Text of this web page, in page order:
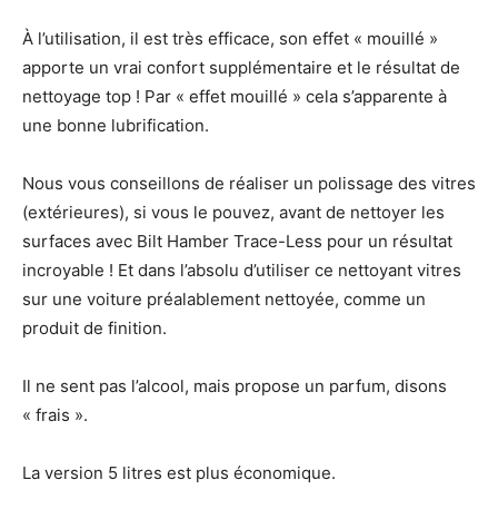
À l’utilisation, il est très efficace, son effet « mouillé »
apporte un vrai confort supplémentaire et le résultat de
nettoyage top ! Par « effet mouillé » cela s’apparente à
une bonne lubrification.
Nous vous conseillons de réaliser un polissage des vitres
(extérieures), si vous le pouvez, avant de nettoyer les
surfaces avec Bilt Hamber Trace-Less pour un résultat
incroyable ! Et dans l’absolu d’utiliser ce nettoyant vitres
sur une voiture préalablement nettoyée, comme un
produit de finition.
Il ne sent pas l’alcool, mais propose un parfum, disons
« frais ».
La version 5 litres est plus économique.